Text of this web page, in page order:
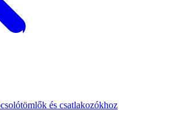
és csatlakozókhoz